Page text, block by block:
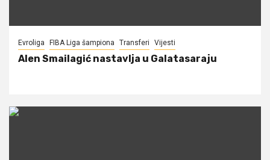
Evroliga FIBA Liga šampiona Transferi Vijesti
Alen Smailagić nastavlja u Galatasaraju